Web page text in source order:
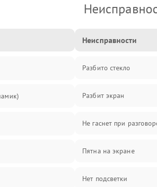
Неисправности
Разбито стекло
Разбит экран
Не гаснет при
Пятна на экране
Нет подсветки